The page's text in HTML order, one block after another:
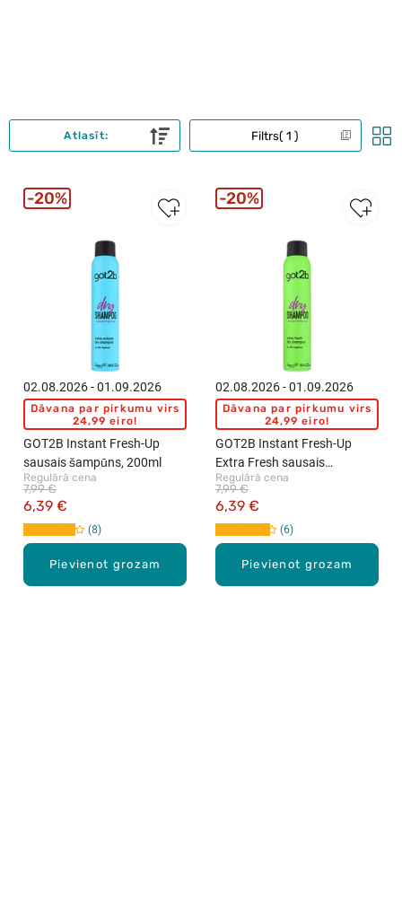
Filtrs 1
Atlasīt:
Pievienot grozam
02.08.2026 - 01.09.2026
Dāvana par pirkumu virs
24,99 eiro!
GOT2B Instant Fresh-Up
sausais šampūns, 200ml
Regulārā cena
6,39 €
7,99 €
8
20%
Pievienot grozam
02.08.2026 - 01.09.2026
Dāvana par pirkumu virs
24,99 eiro!
GOT2B Instant Fresh-Up
Extra Fresh sausais
šampūns, 200ml
Regulārā cena
6,39 €
7,99 €
6
20%